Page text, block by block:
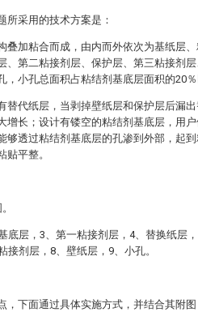
所采用的技术方案是：
叠加粘合而成，由内而外依次为基纸层
、第二粘接剂层、保护层、第三粘接剂
小孔总面积占粘结剂基底层面积的20％
替代纸层，当剥掉壁纸层和保护层后漏
增长；设计有镂空的粘结剂基底层，用
够透过粘结剂基底层的孔渗到外部，起
贴平整。
底层，3、第一粘接剂层，4、替换纸层
剂层，8、壁纸层，9、小孔。
，下面通过具体实施方式，并结合其附